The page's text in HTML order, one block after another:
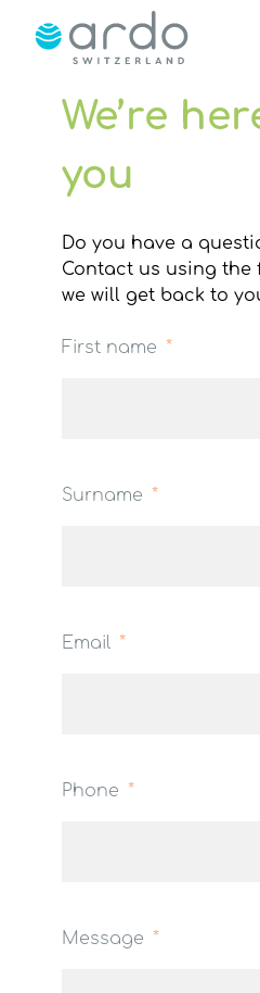
We’re
you
Do you have a
Contact us using the
we will get back to
First name
Surname
Email
Phone
Message